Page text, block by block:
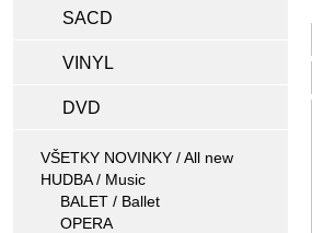
SACD
VINYL
DVD
VŠETKY NOVINKY / All new
HUDBA / Music
BALET / Ballet
OPERA